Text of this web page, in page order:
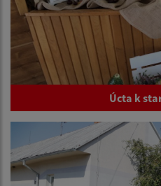
Úcta k